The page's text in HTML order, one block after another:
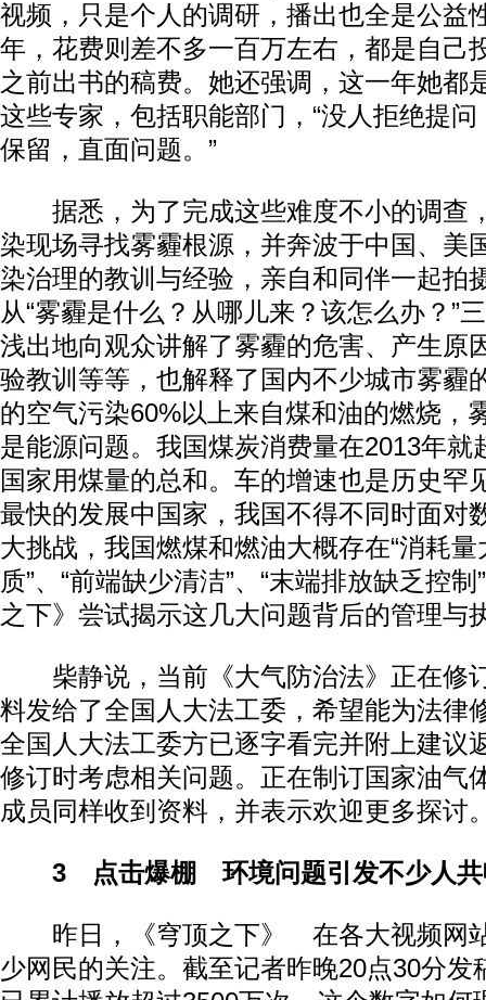
视频，只是个人的调研，播出也全是公益
年，花费则差不多一百万左右，都是自己
之前出书的稿费。她还强调，这一年她都
这些专家，包括职能部门，“没人拒绝提
保留，直面问题。”
据悉，为了完成这些难度不小的调查
染现场寻找雾霾根源，并奔波于中国、美
染治理的教训与经验，亲自和同伴一起拍
从“雾霾是什么？从哪儿来？该怎么办？”
浅出地向观众讲解了雾霾的危害、产生原
验教训等等，也解释了国内不少城市雾霾
的空气污染60%以上来自煤和油的燃烧，
是能源问题。我国煤炭消费量在2013年就
国家用煤量的总和。车的增速也是历史罕
最快的发展中国家，我国不得不同时面对
大挑战，我国燃煤和燃油大概存在“消耗量
质”、“前端缺少清洁”、“末端排放缺乏控
之下》尝试揭示这几大问题背后的管理与
柴静说，当前《大气防治法》正在修
料发给了全国人大法工委，希望能为法律
全国人大法工委方已逐字看完并附上建议
修订时考虑相关问题。正在制订国家油气
成员同样收到资料，并表示欢迎更多探讨
3 点击爆棚 环境问题引发不少人共
昨日，《穹顶之下》 在各大视频网
少网民的关注。截至记者昨晚20点30分发